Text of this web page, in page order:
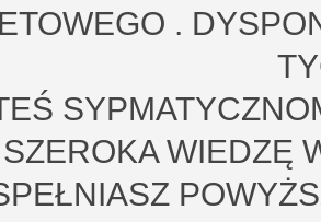
.
SZEROKA WIEDZĘ